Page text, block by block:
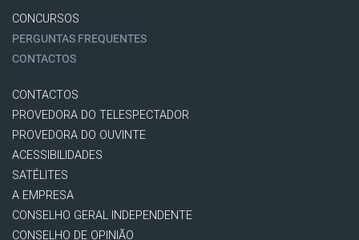
CONCURSOS
PERGUNTAS FREQUENTES
CONTACTOS
CONTACTOS
PROVEDORA DO TELESPECTADOR
PROVEDORA DO OUVINTE
ACESSIBILIDADES
SATÉLITES
A EMPRESA
CONSELHO GERAL INDEPENDENTE
CONSELHO DE OPINIÃO